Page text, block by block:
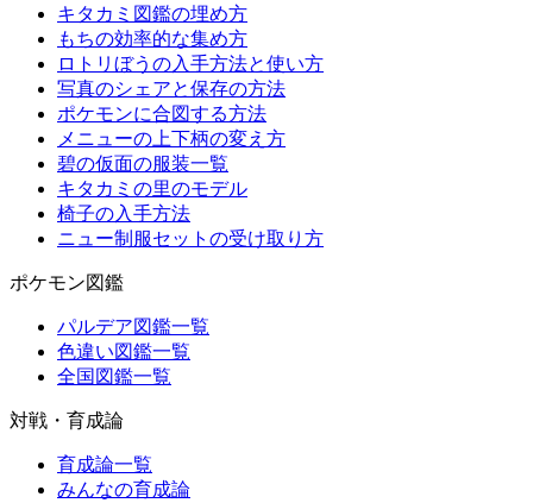
キタカミ図鑑の埋め方
もちの効率的な集め方
ロトリぼうの入手方法と使い方
写真のシェアと保存の方法
ポケモンに合図する方法
メニューの上下柄の変え方
碧の仮面の服装一覧
キタカミの里のモデル
椅子の入手方法
ニュー制服セットの受け取り方
ポケモン図鑑
パルデア図鑑一覧
色違い図鑑一覧
全国図鑑一覧
対戦・育成論
育成論一覧
みんなの育成論